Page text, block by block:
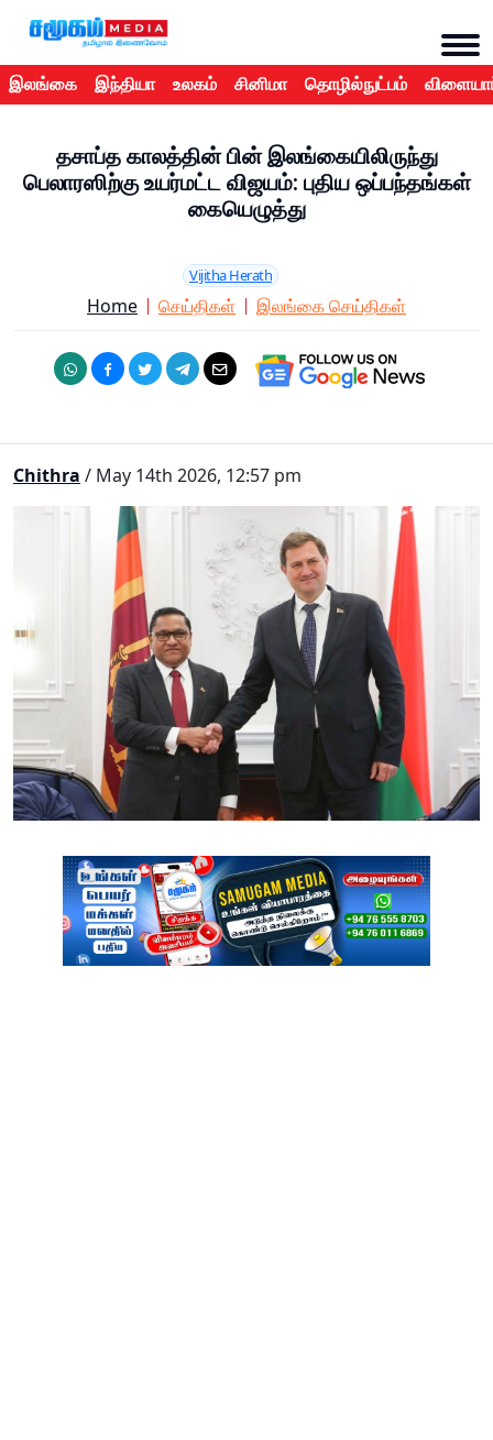
இலங்கை இந்தியா உலகம் சினிமா தொழில்நுட்பம்
தசாப்த காலத்தின் பின் இலங்கையிலிருந்து
பெலாரஸிற்கு உயர்மட்ட விஜயம்: புதிய ஒப்பந்தங்கள்
கையெழுத்து
Vijitha Herath
Home செய்திகள் இலங்கை செய்திகள்
Chithra / May 14th 2026, 12:57 pm